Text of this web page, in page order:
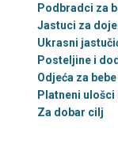
Podbradci za
Jastuci za
Ukrasni
Posteljine i
Odjeća za bebe
Platneni
Za dobar cilj